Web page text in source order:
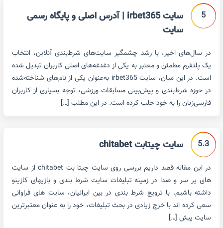
5
سایت irbet365 | آدرس اصلی و پایگاه رسمی
سایت
در سال‌های اخیر، با رشد چشمگیر سایت‌های شرط‌بندی آنلاین، انتخاب
یک پلتفرم مطمئن و معتبر به یکی از دغدغه‌های اصلی کاربران تبدیل شده
است. در این میان، سایت irbet365 به‌عنوان یکی از نام‌های شناخته‌شده
در حوزه شرط‌بندی و پیش‌بینی مسابقات ورزشی، توجه بسیاری از کاربران
فارسی‌زبان را به خود جلب کرده است. در این مطلب […]
5.3 سایت چیتابت chitabet
در این مقاله قصد داریم بررسی روی سایت چیتا بت chitabet از سایت
های پر سر و صدا در زمینه تبلیغات سایت شرط بندی و بازیهای کازینو
داشته باشیم. با ترویج شرط بندی در بین ایرانیان، سایت های فراوانی
سعی کرده اند با خرج زیادی در بحث تبلیغات، خود را به عنوان معتبرترین
سایت پیش […]